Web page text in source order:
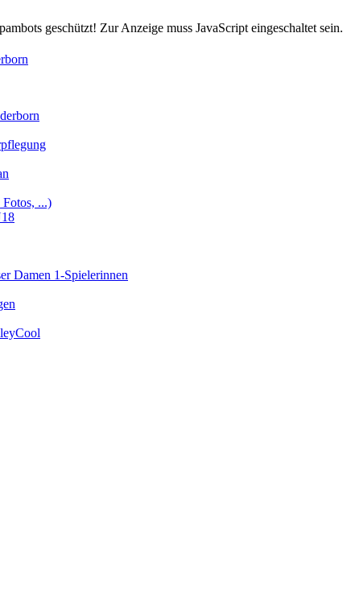
geschützt! Zur Anzeige muss JavaScript eingeschaltet sein.
...)
Damen 1-Spielerinnen